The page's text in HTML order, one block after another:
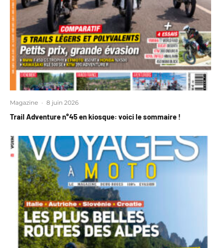
Magazine · 8 juin 2026
Trail Adventure n°45 en kiosque: voici le sommaire !